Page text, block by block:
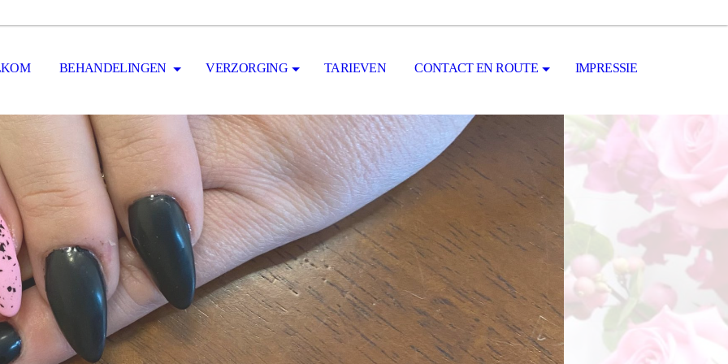
BEHANDELINGEN VERZORGING TARIEVEN CONTACT EN ROUTE IMPRESSIE